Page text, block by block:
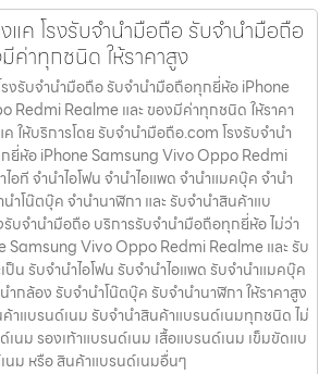
แค โรงรับจำนำมือถือ รับจำนำมือถือ
ค่าทุกชนิด ให้ราคาสูง
รงรับจำนำมือถือ รับจำนำมือถือทุกยี่ห้อ iPhone
Redmi Realme และ ของมีค่าทุกชนิด ให้ราคา
ให้บริการโดย รับจํานํามือถือ.com โรงรับจำนำ
ยี่ห้อ iPhone Samsung Vivo Oppo Redmi
อที จำนำไอโฟน จำนำไอแพด จำนำแมคบุ๊ค จำนำ
ำโน๊ตบุ๊ค จำนำนาฬิกา และ รับจำนำสินค้าแบ
รับจำนำมือถือ บริการรับจำนำมือถือทุกยี่ห้อ ไม่ว่า
Samsung Vivo Oppo Redmi Realme และ รับ
ป็น รับจำนำไอโฟน รับจำนำไอแพด รับจำนำแมคบุ๊ค
ำกล้อง รับจำนำโน๊ตบุ๊ค รับจำนำนาฬิกา ให้ราคาสูง
าแบรนด์เนม รับจำนำสินค้าแบรนด์เนมทุกชนิด ไม่
เนม รองเท้าแบรนด์เนม เสื้อแบรนด์เนม เข็มขัดแบ
ม หรือ สินค้าแบรนด์เนมอื่นๆ